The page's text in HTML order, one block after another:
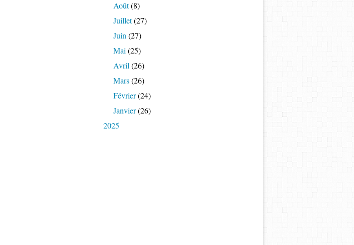
Août(8)
Juillet(27)
Juin (27)
Mai (25)
Avril (26)
Mars(26)
Février(24)
Janvier(26)
2025